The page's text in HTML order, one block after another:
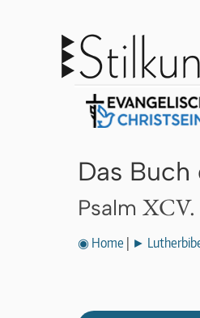
Das Buch
Psalm XCV.
◉ Home ►